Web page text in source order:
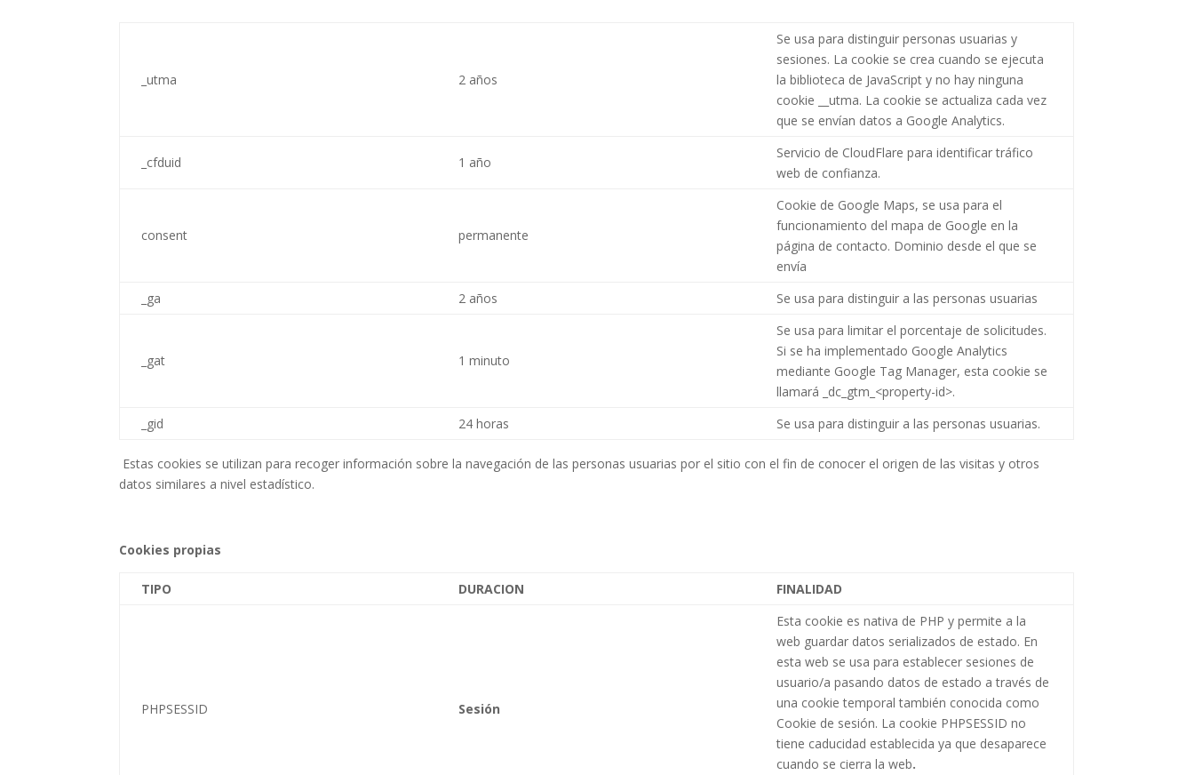
_utma 2 años
Se usa para distinguir personas usuarias y
sesiones. La cookie se crea cuando se ejecuta
la biblioteca de JavaScript y no hay ninguna
cookie __utma. La cookie se actualiza cada vez
que se envían datos a Google Analytics.
_cfduid 1 año
Servicio de CloudFlare para identificar tráfico
web de confianza.
consent permanente
Cookie de Google Maps, se usa para el
funcionamiento del mapa de Google en la
página de contacto. Dominio desde el que se
envía
_ga
2 años Se usa para distinguir a las personas usuarias
_gat 1 minuto
Se usa para limitar el porcentaje de solicitudes.
Si se ha implementado Google Analytics
mediante Google Tag Manager, esta cookie se
llamará _dc_gtm_<property-id>.
_gid
24 horas Se usa para distinguir a las personas usuarias.
Estas cookies se utilizan para recoger información sobre la navegación de las personas usuarias por el sitio con el fin de conocer el origen de las visitas y otros
datos similares a nivel estadístico.
Cookies propias
TIPO DURACION FINALIDAD
PHPSESSID Sesión
Esta cookie es nativa de PHP y permite a la
web guardar datos serializados de estado. En
esta web se usa para establecer sesiones de
usuario/a pasando datos de estado a través de
una cookie temporal también conocida como
Cookie de sesión. La cookie PHPSESSID no
tiene caducidad establecida ya que desaparece
cuando se cierra la web.